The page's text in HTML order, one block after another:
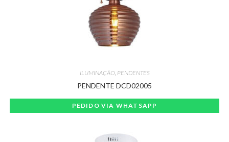
ILUMINAÇÃO, PENDENTES
PENDENTE DCD02005
PEDIDO VIA WHATSAPP